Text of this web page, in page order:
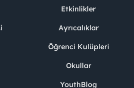
Etkinlikler
Ayrıcalıklar
Öğrenci Kulüpleri
Okullar
YouthBlog